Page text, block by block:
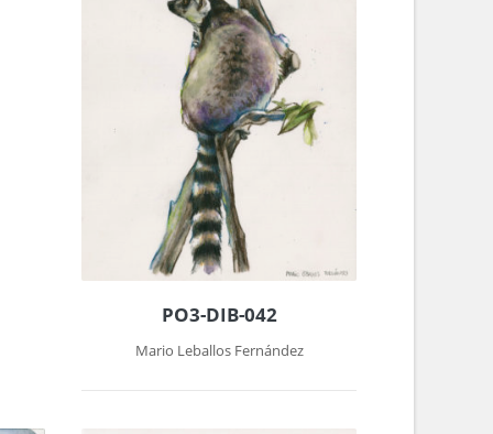
PO3-DIB-042
Mario Leballos Fernández